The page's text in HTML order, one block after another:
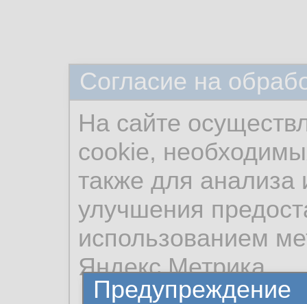
Предупреждение
Согласие на
На сайте
cookie,
также для анализа
улучшения
использованием
Яндекс.Метрика.